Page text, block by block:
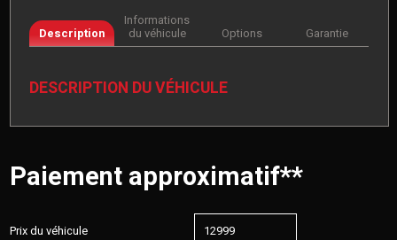
Description
Informations
du véhicule
Options Garantie
DESCRIPTION DU VÉHICULE
Paiement approximatif**
Prix du véhicule